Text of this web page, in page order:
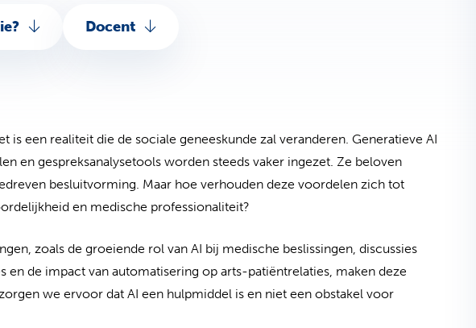
Docent
is een realiteit die de sociale geneeskunde zal veranderen. Generatieve AI
en gespreksanalysetools worden steeds vaker ingezet. Ze beloven
besluitvorming. Maar hoe verhouden deze voordelen zich tot
en medische professionaliteit?
zoals de groeiende rol van AI bij medische beslissingen, discussies
en de impact van automatisering op arts-patiëntrelaties, maken deze
we ervoor dat AI een hulpmiddel is en niet een obstakel voor